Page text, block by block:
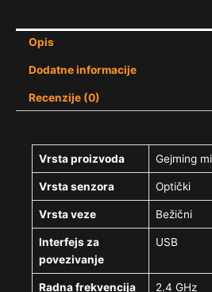
Opis
Dodatne informacije
Recenzije (0)
Vrsta proizvoda Gejming
Vrsta senzora Optički
Vrsta veze Bežični
Interfejs za
povezivanje
USB
Radna frekvencija 2.4 GHz